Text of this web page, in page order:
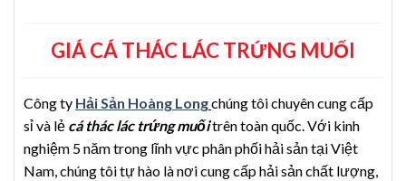
GIÁ CÁ THÁC LÁC TRỨNG MUỐI
Công ty Hải Sản Hoàng Longchúng tôi chuyên cung cấp
sỉ và lẻ cá thác lác trứng muốitrên toàn quốc. Với kinh
nghiệm 5 năm trong lĩnh vực phân phối hải sản tại Việt
Nam, chúng tôi tự hào là nơi cung cấp hải sản chất lượng,